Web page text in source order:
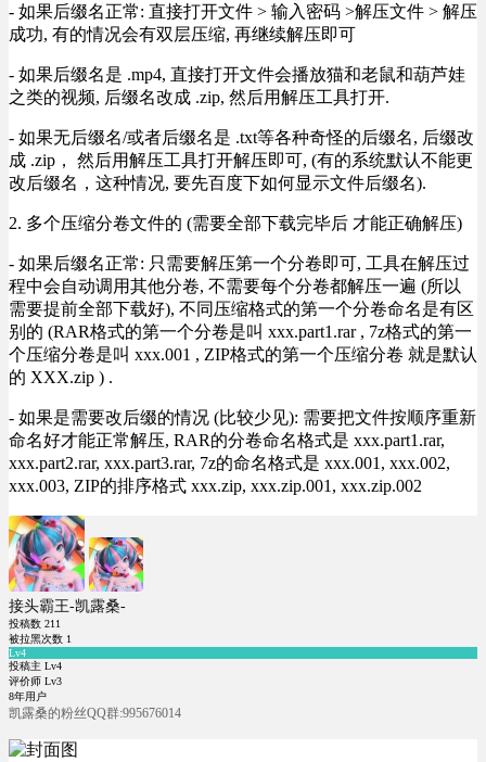
- 如果后缀名正常: 直接打开文件 > 输入密码 >解压文件 > 解压
成功, 有的情况会有双层压缩, 再继续解压即可
- 如果后缀名是 .mp4, 直接打开文件会播放猫和老鼠和葫芦娃
之类的视频, 后缀名改成 .zip, 然后用解压工具打开.
- 如果无后缀名/或者后缀名是 .txt等各种奇怪的后缀名, 后缀改
成 .zip， 然后用解压工具打开解压即可, (有的系统默认不能更
改后缀名，这种情况, 要先百度下如何显示文件后缀名).
2. 多个压缩分卷文件的 (需要全部下载完毕后 才能正确解压)
- 如果后缀名正常: 只需要解压第一个分卷即可, 工具在解压过
程中会自动调用其他分卷, 不需要每个分卷都解压一遍 (所以
需要提前全部下载好), 不同压缩格式的第一个分卷命名是有区
别的 (RAR格式的第一个分卷是叫 xxx.part1.rar , 7z格式的第一
个压缩分卷是叫 xxx.001 , ZIP格式的第一个压缩分卷 就是默认
的 XXX.zip ) .
- 如果是需要改后缀的情况 (比较少见): 需要把文件按顺序重新
命名好才能正常解压, RAR的分卷命名格式是 xxx.part1.rar,
xxx.part2.rar, xxx.part3.rar, 7z的命名格式是 xxx.001, xxx.002,
xxx.003, ZIP的排序格式 xxx.zip, xxx.zip.001, xxx.zip.002
接头霸王-凯露桑-
投稿数 211
被拉黑次数 1
Lv4
投稿主 Lv4
评价师 Lv3
8年用户
凯露桑的粉丝QQ群:995676014